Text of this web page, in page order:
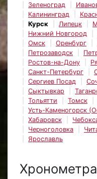
Зеленоград
Калининград
Курск
Липецк
Нижний Новгород
Омск
Оренбург
Петрозаводск
Ростов-на-Дону
Санкт-Петербург
Сергиев Посад
Сыктывкар
Тольятти
Томск
Усть-Каменогорск
Хабаровск
Черноголовка
Ярославль